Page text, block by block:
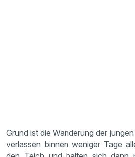
Grund ist die Wanderung der
verlassen binnen weniger Tage